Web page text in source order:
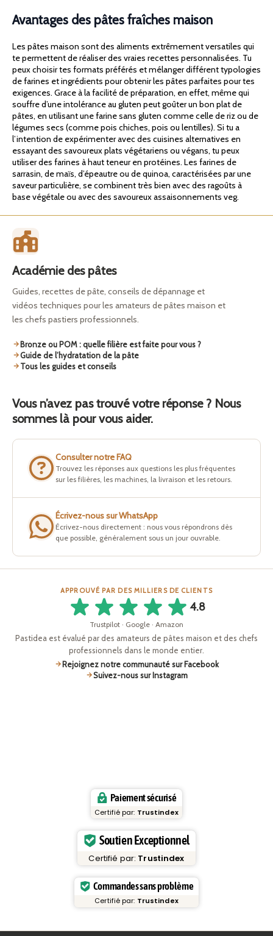
Avantages des pâtes fraîches maison
Les pâtes maison sont des aliments extrêmement versatiles qui
te permettent de réaliser des vraies recettes personnalisées. Tu
peux choisir tes formats préférés et mélanger différent typologies
de farines et ingrédients pour obtenir les pâtes parfaites pour tes
exigences. Grace à la facilité de préparation, en effet, même qui
souffre d’une intolérance au gluten peut goûter un bon plat de
pâtes, en utilisant une farine sans gluten comme celle de riz ou de
légumes secs (comme pois chiches, pois ou lentilles). Si tu a
l’intention de expérimenter avec des cuisines alternatives en
essayant des savoureux plats végétariens ou végans, tu peux
utiliser des farines à haut teneur en protéines. Les farines de
sarrasin, de maïs, d’épeautre ou de quinoa, caractérisées par une
saveur particulière, se combinent très bien avec des ragoûts à
base végétale ou avec des savoureux assaisonnements veg.
Académie des pâtes
Guides, recettes de pâte, conseils de dépannage et
vidéos techniques pour les amateurs de pâtes maison et
les chefs pastiers professionnels.
Bronze ou POM : quelle filière est faite pour vous ?
Guide de l’hydratation de la pâte
Tous les guides et conseils
Vous n’avez pas trouvé votre réponse ? Nous
sommes là pour vous aider.
Consulter notre FAQ
Trouvez les réponses aux questions les plus fréquentes
sur les filières, les machines, la livraison et les retours.
Écrivez-nous sur WhatsApp
Écrivez-nous directement : nous vous répondrons dès
que possible, généralement sous un jour ouvrable.
APPROUVÉ PAR DES MILLIERS DE CLIENTS
4.8
Trustpilot · Google · Amazon
Pastidea est évalué par des amateurs de pâtes maison et des chefs
professionnels dans le monde entier.
Rejoignez notre communauté sur Facebook
Suivez-nous sur Instagram
Paiement sécurisé
Certifié par: Trustindex
Soutien Exceptionnel
Certifié par: Trustindex
Commandes sans problème
Certifié par: Trustindex